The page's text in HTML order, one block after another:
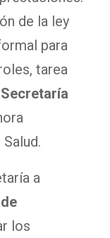
de la ley
para
tarea
Secretaría
a
los